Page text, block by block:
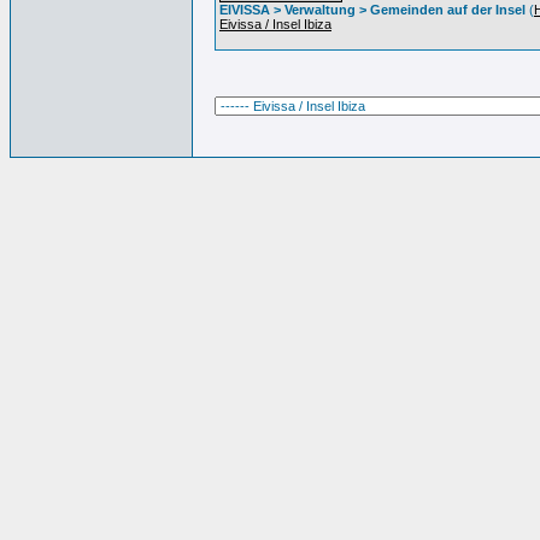
EIVISSA > Verwaltung > Gemeinden auf der Insel (
Eivissa / Insel Ibiza